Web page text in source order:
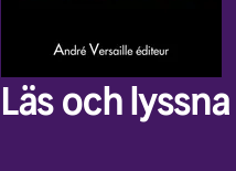
Läs och